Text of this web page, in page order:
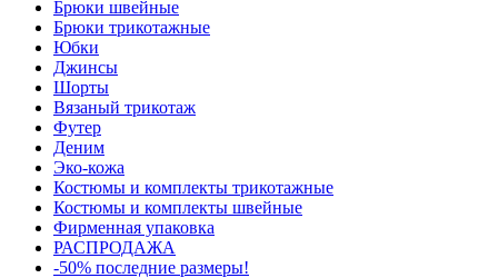
Брюки швейные
Брюки трикотажные
Юбки
Джинсы
Шорты
Вязаный трикотаж
Футер
Деним
Эко-кожа
Костюмы и комплекты трикотажные
Костюмы и комплекты швейные
Фирменная упаковка
РАСПРОДАЖА
-50% последние размеры!